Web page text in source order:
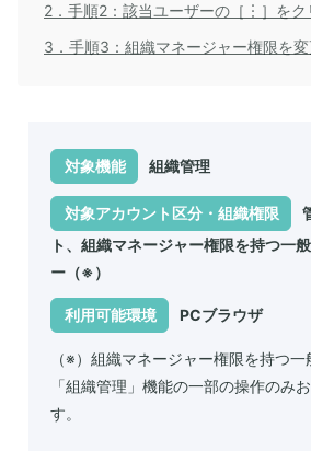
2．手順2：該当ユーザーの［︙］をク
3．手順3：組織マネージャー権限を変
対象機能 組織管理
対象アカウント区分・組織権限
ト、組織マネージャー権限を持つ一
ー（※）
利用可能環境 PCブラウザ
（※）組織マネージャー権限を持つ一
「組織管理」機能の一部の操作のみ
す。